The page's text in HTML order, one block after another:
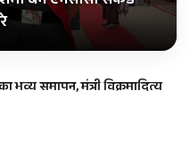
भव्य समापन, मंत्री विक्रमादित्य